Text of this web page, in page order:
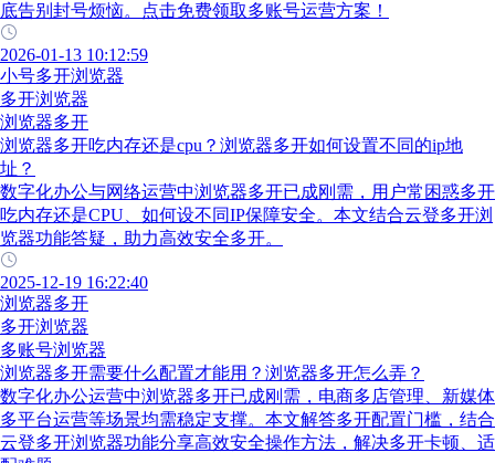
底告别封号烦恼。点击免费领取多账号运营方案！
2026-01-13 10:12:59
小号多开浏览器
多开浏览器
浏览器多开
浏览器多开吃内存还是cpu？浏览器多开如何设置不同的ip地
址？
数字化办公与网络运营中浏览器多开已成刚需，用户常困惑多开
吃内存还是CPU、如何设不同IP保障安全。本文结合云登多开浏
览器功能答疑，助力高效安全多开。
2025-12-19 16:22:40
浏览器多开
多开浏览器
多账号浏览器
浏览器多开需要什么配置才能用？浏览器多开怎么弄？
数字化办公运营中浏览器多开已成刚需，电商多店管理、新媒体
多平台运营等场景均需稳定支撑。本文解答多开配置门槛，结合
云登多开浏览器功能分享高效安全操作方法，解决多开卡顿、适